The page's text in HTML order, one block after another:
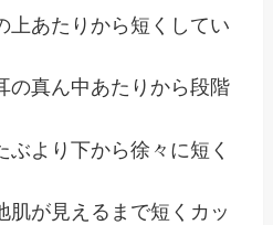
上あたりから短くしてい
の真ん中あたりから段階
ぶより下から徐々に短く
肌が見えるまで短くカッ